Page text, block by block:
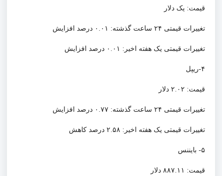
قیمت: یک دلار
تغییرات قیمتی ۲۴ ساعت گذشته: ۰.۰۱ درصد افزایش
تغییرات قیمتی یک هفته اخیر: ۰.۰۱ درصد افزایش
۴-ریپل
قیمت: ۲.۰۲ دلار
تغییرات قیمتی ۲۴ ساعت گذشته: ۰.۷۷ درصد افزایش
تغییرات قیمتی یک هفته اخیر: ۲.۵۸ درصد کاهش
۵- بایننس
قیمت: ۸۸۷.۱۱ دلار